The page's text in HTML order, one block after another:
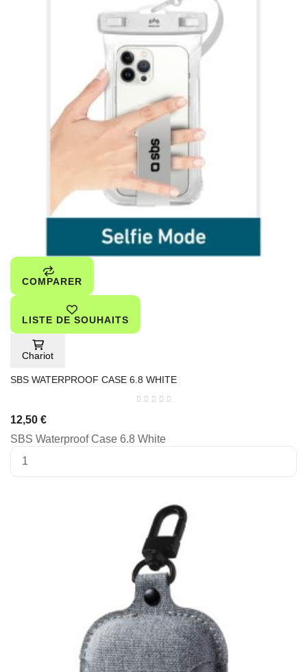
COMPARER
LISTE DE SOUHAITS
Chariot
SBS WATERPROOF CASE 6.8 WHITE
12,50 €
SBS Waterproof Case 6.8 White